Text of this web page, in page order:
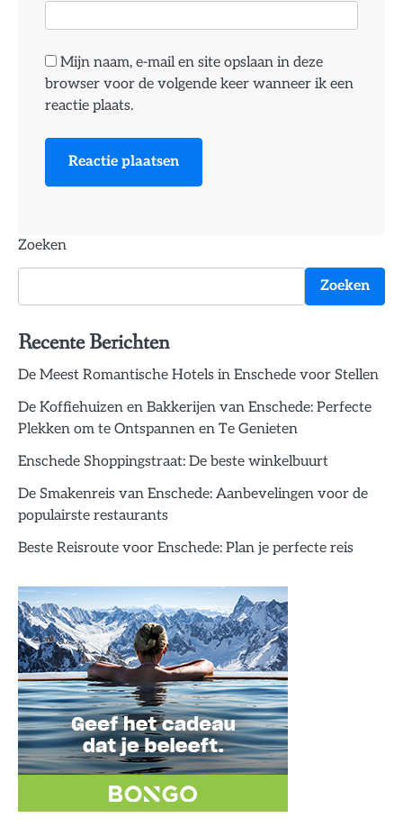
Mijn naam, e-mail en site opslaan in deze
browser voor de volgende keer wanneer ik een
reactie plaats.
Zoeken
Zoeken
Recente Berichten
De Meest Romantische Hotels in Enschede voor Stellen
De Koffiehuizen en Bakkerijen van Enschede: Perfecte
Plekken om te Ontspannen en Te Genieten
Enschede Shoppingstraat: De beste winkelbuurt
De Smakenreis van Enschede: Aanbevelingen voor de
populairste restaurants
Beste Reisroute voor Enschede: Plan je perfecte reis